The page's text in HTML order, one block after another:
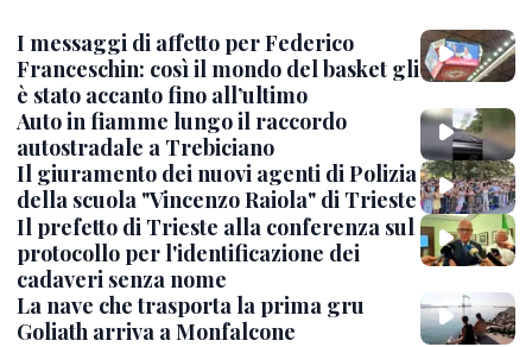
I messaggi di affetto per Federico
Franceschin: così il mondo del basket gli
è stato accanto fino all’ultimo
Auto in fiamme lungo il raccordo
autostradale a Trebiciano
Il giuramento dei nuovi agenti di Polizia
della scuola "Vincenzo Raiola" di Trieste
Il prefetto di Trieste alla conferenza sul
protocollo per l'identificazione dei
cadaveri senza nome
La nave che trasporta la prima gru
Goliath arriva a Monfalcone